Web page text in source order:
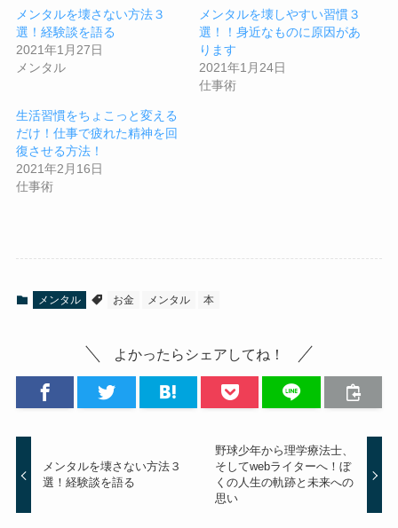
メンタルを壊さない方法３
選！経験談を語る
2021年1月27日
メンタル
メンタルを壊しやすい習慣３
選！！身近なものに原因があ
ります
2021年1月24日
仕事術
生活習慣をちょこっと変える
だけ！仕事で疲れた精神を回
復させる方法！
2021年2月16日
仕事術
メンタル お金 メンタル 本
よかったらシェアしてね！
メンタルを壊さない方法３
選！経験談を語る
野球少年から理学療法士、
そしてwebライターへ！ぼ
くの人生の軌跡と未来への
思い